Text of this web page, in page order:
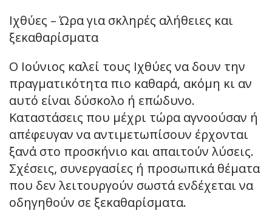
Ιχθύες – Ώρα για σκληρές αλήθειες και
ξεκαθαρίσματα
Ο Ιούνιος καλεί τους Ιχθύες να δουν την
πραγματικότητα πιο καθαρά, ακόμη κι αν
αυτό είναι δύσκολο ή επώδυνο.
Καταστάσεις που μέχρι τώρα αγνοούσαν ή
απέφευγαν να αντιμετωπίσουν έρχονται
ξανά στο προσκήνιο και απαιτούν λύσεις.
Σχέσεις, συνεργασίες ή προσωπικά θέματα
που δεν λειτουργούν σωστά ενδέχεται να
οδηγηθούν σε ξεκαθαρίσματα.